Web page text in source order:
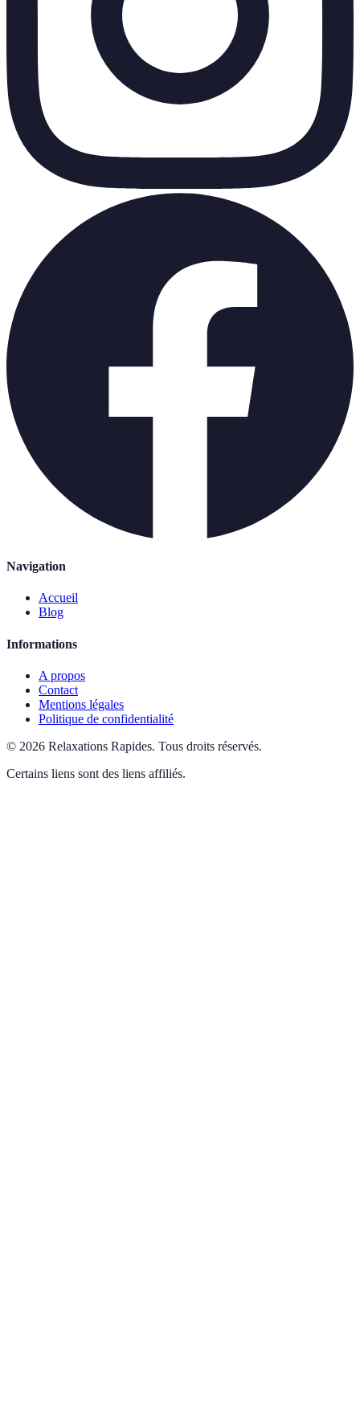
Navigation
Accueil
Blog
Informations
A propos
Contact
Mentions légales
Politique de confidentialité
© 2026 Relaxations Rapides. Tous droits réservés.
Certains liens sont des liens affiliés.